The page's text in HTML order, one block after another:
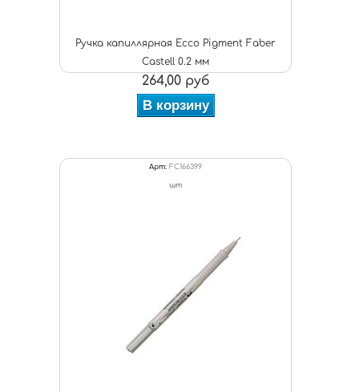
Ручка капиллярная Ecco Pigment Faber
Castell 0.2 мм
264,00 руб
В корзину
Арт: FC166399
шт